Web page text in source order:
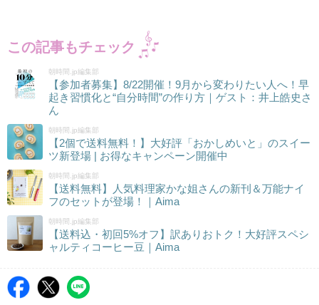
この記事もチェック
朝時間.jp編集部
【参加者募集】8/22開催！9月から変わりたい人へ！早
起き習慣化と“自分時間”の作り方｜ゲスト：井上皓史さ
ん
朝時間.jp編集部
【2個で送料無料！】大好評「おかしめいと」のスイー
ツ新登場 | お得なキャンペーン開催中
朝時間.jp編集部
【送料無料】人気料理家かな姐さんの新刊＆万能ナイ
フのセットが登場！｜Aima
朝時間.jp編集部
【送料込・初回5%オフ】訳ありおトク！大好評スペシ
ャルティコーヒー豆｜Aima